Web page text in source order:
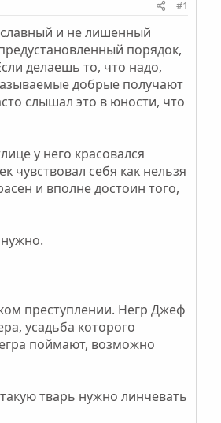
#1
и не лишенный
порядок,
делаешь то, что надо,
добрые получают
слышал это в юности, что
у него красовался
чувствовал себя как нельзя
и вполне достоин того,
преступлении. Негр Джеф
усадьба которого
поймают, возможно
тварь нужно линчевать